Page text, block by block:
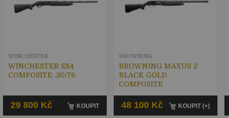
WINCHESTER SX4
COMPOSITE .20/76
WINCHESTER
29 800 Kč KOUPIT
BROWNING MAXUS 2
BLACK GOLD
COMPOSITE
BROWNING
48 100 Kč KOUPIT (+)